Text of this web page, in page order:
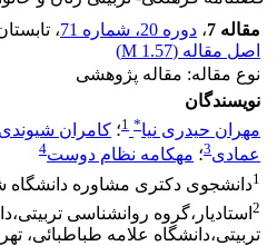
مقاله 7
، دوره 20، شماره 71 ، تابستان
اصل مقاله (1.57 M
)
نوع مقاله: مقاله پژوهشی
نویسندگان
مهران حیدری نیا*
1؛ کامران
عمادی3؛ مهکامه نظام دوست4
1دانشجوی دکتری مشاوره دانشگاه
2 استادیار،گروه روانشناسی
تربیتی،دانشگاه علامه طباطبائی،